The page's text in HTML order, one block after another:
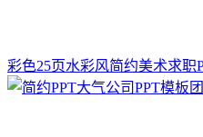
彩色25页水彩风简约美术求职